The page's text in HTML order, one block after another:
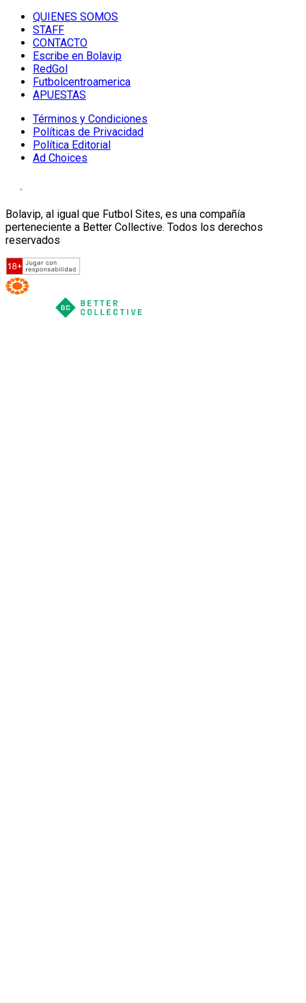
QUIENES SOMOS
STAFF
CONTACTO
Escribe en Bolavip
RedGol
Futbolcentroamerica
APUESTAS
Términos y Condiciones
Políticas de Privacidad
Política Editorial
Ad Choices
Bolavip, al igual que Futbol Sites, es una compañía
perteneciente a Better Collective. Todos los derechos
reservados